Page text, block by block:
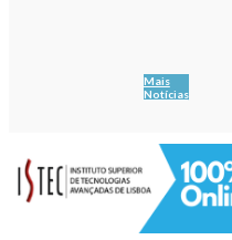
Mais
Notícias